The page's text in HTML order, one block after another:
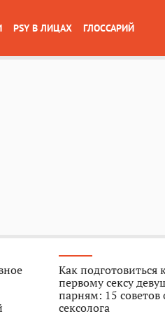
PSY В ЛИЦАХ ГЛОССАРИЙ
Как подготовиться
первому сексу
парням: 15 советов
сексолога